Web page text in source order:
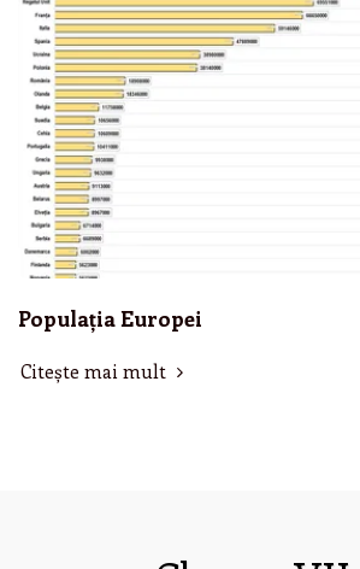
Populația Europei
Citește mai mult